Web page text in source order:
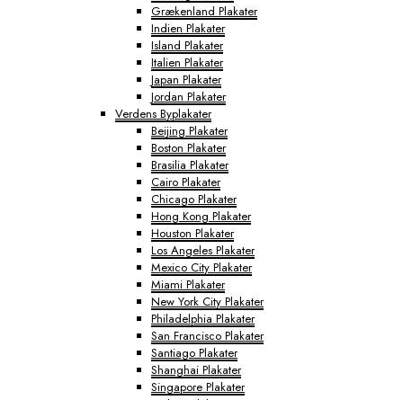
Grækenland Plakater
Indien Plakater
Island Plakater
Italien Plakater
Japan Plakater
Jordan Plakater
Verdens Byplakater
Beijing Plakater
Boston Plakater
Brasilia Plakater
Cairo Plakater
Chicago Plakater
Hong Kong Plakater
Houston Plakater
Los Angeles Plakater
Mexico City Plakater
Miami Plakater
New York City Plakater
Philadelphia Plakater
San Francisco Plakater
Santiago Plakater
Shanghai Plakater
Singapore Plakater